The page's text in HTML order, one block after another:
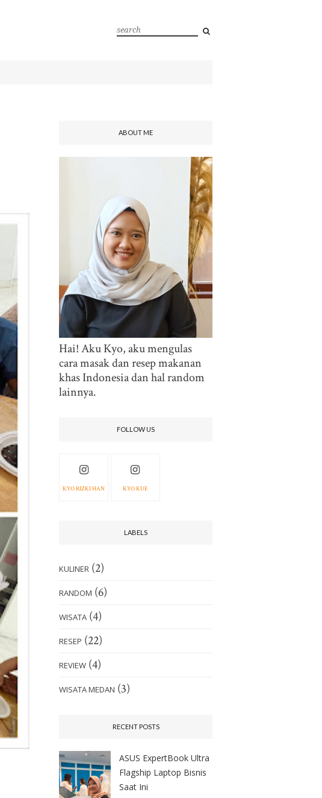
ABOUT ME
Hai! Aku Kyo, aku mengulas
cara masak dan resep makanan
khas Indonesia dan hal random
lainnya.
FOLLOW US
KYO RIZKI HAN KYO KUE
LABELS
KULINER (2)
RANDOM (6)
WISATA (4)
RESEP (22)
REVIEW (4)
WISATA MEDAN (3)
RECENT POSTS
ASUS ExpertBook Ultra
Flagship Laptop Bisnis
Saat Ini